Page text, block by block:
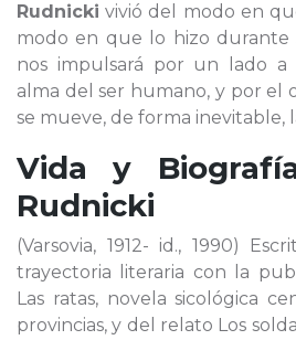
Rudnicki vivió del modo en
modo en que lo hizo durante
nos impulsará por un lado a
alma del ser humano, y por el
se mueve, de forma inevitable,
Vida y
Rudnicki
(Varsovia, 1912- id., 1990)
trayectoria literaria con la
Las ratas, novela sicológica
provincias, y del relato Los